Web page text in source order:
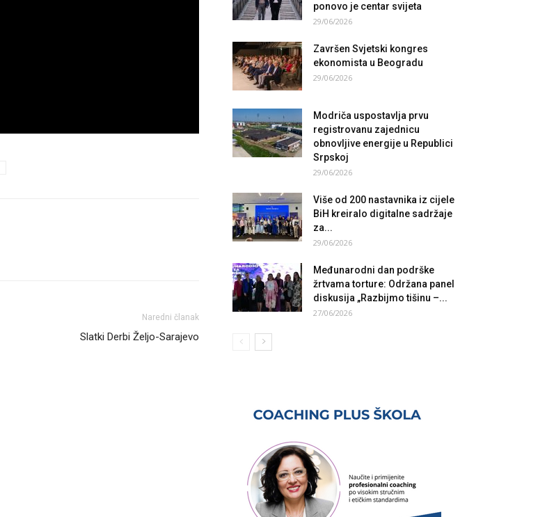
Naredni članak
Slatki Derbi Željo-Sarajevo
ponovo je centar svijeta
29/06/2026
Završen Svjetski kongres
ekonomista u Beogradu
29/06/2026
Modriča uspostavlja prvu
registrovanu zajednicu
obnovljive energije u Republici
Srpskoj
29/06/2026
Više od 200 nastavnika iz cijele
BiH kreiralo digitalne sadržaje
za...
29/06/2026
Međunarodni dan podrške
žrtvama torture: Održana panel
diskusija „Razbijmo tišinu –...
27/06/2026